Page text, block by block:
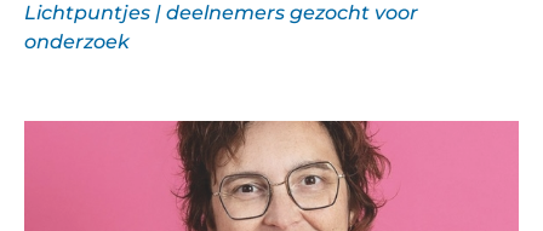
Lichtpuntjes | deelnemers gezocht voor
onderzoek